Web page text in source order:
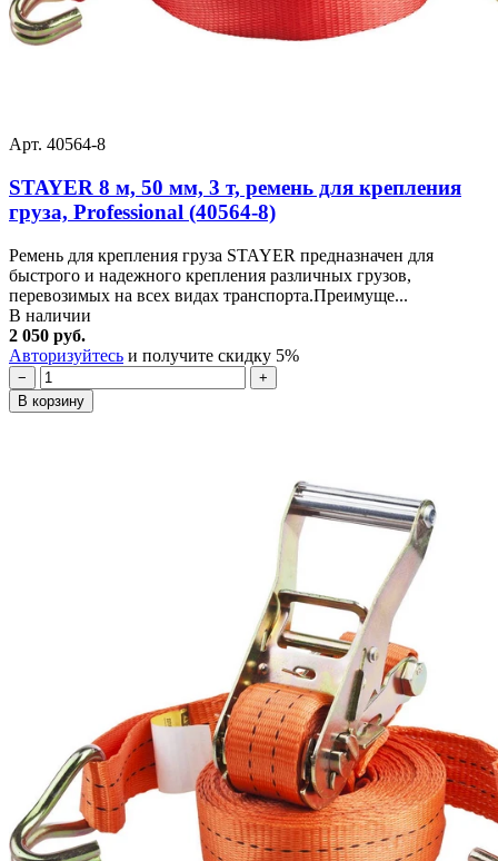
Арт. 40564-8
STAYER 8 м, 50 мм, 3 т, ремень для крепления
груза, Professional (40564-8)
Ремень для крепления груза STAYER предназначен для
быстрого и надежного крепления различных грузов,
перевозимых на всех видах транспорта.Преимуще...
В наличии
2 050 руб.
Авторизуйтесь и получите скидку 5%
−
+
В корзину